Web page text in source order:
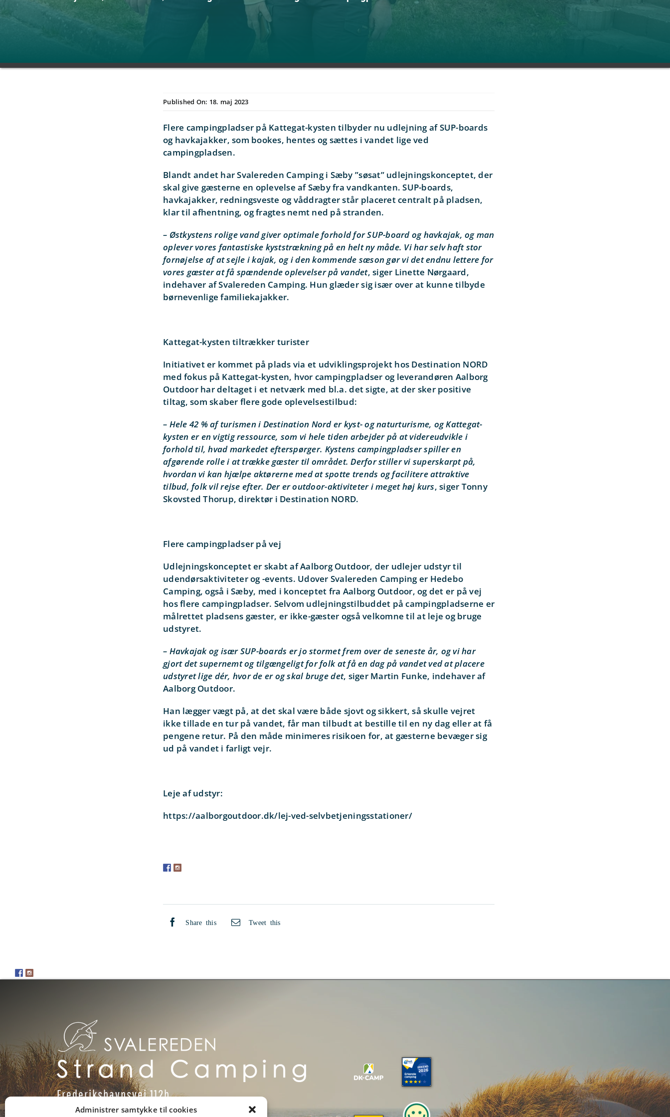
Administrer samtykke til cookies
Published On: 18. maj 2023
Flere campingpladser på Kattegat-kysten tilbyder nu udlejning af SUP-boards
og havkajakker, som bookes, hentes og sættes i vandet lige ved
campingpladsen.
Blandt andet har Svalereden Camping i Sæby ”søsat” udlejningskonceptet, der
skal give gæsterne en oplevelse af Sæby fra vandkanten. SUP-boards,
havkajakker, redningsveste og våddragter står placeret centralt på pladsen,
klar til afhentning, og fragtes nemt ned på stranden.
– Østkystens rolige vand giver optimale forhold for SUP-board og havkajak, og man
oplever vores fantastiske kyststrækning på en helt ny måde. Vi har selv haft stor
fornøjelse af at sejle i kajak, og i den kommende sæson gør vi det endnu lettere for
vores gæster at få spændende oplevelser på vandet, siger Linette Nørgaard,
indehaver af Svalereden Camping. Hun glæder sig især over at kunne tilbyde
børnevenlige familiekajakker.
Kattegat-kysten tiltrækker turister
Initiativet er kommet på plads via et udviklingsprojekt hos Destination NORD
med fokus på Kattegat-kysten, hvor campingpladser og leverandøren Aalborg
Outdoor har deltaget i et netværk med bl.a. det sigte, at der sker positive
tiltag, som skaber flere gode oplevelsestilbud:
– Hele 42 % af turismen i Destination Nord er kyst- og naturturisme, og Kattegat-
kysten er en vigtig ressource, som vi hele tiden arbejder på at videreudvikle i
forhold til, hvad markedet efterspørger. Kystens campingpladser spiller en
afgørende rolle i at trække gæster til området. Derfor stiller vi superskarpt på,
hvordan vi kan hjælpe aktørerne med at spotte trends og facilitere attraktive
tilbud, folk vil rejse efter. Der er outdoor-aktiviteter i meget høj kurs, siger Tonny
Skovsted Thorup, direktør i Destination NORD.
Flere campingpladser på vej
Udlejningskonceptet er skabt af Aalborg Outdoor, der udlejer udstyr til
udendørsaktiviteter og -events. Udover Svalereden Camping er Hedebo
Camping, også i Sæby, med i konceptet fra Aalborg Outdoor, og det er på vej
hos flere campingpladser. Selvom udlejningstilbuddet på campingpladserne er
målrettet pladsens gæster, er ikke-gæster også velkomne til at leje og bruge
udstyret.
– Havkajak og især SUP-boards er jo stormet frem over de seneste år, og vi har
gjort det supernemt og tilgængeligt for folk at få en dag på vandet ved at placere
udstyret lige dér, hvor de er og skal bruge det, siger Martin Funke, indehaver af
Aalborg Outdoor.
Han lægger vægt på, at det skal være både sjovt og sikkert, så skulle vejret
ikke tillade en tur på vandet, får man tilbudt at bestille til en ny dag eller at få
pengene retur. På den måde minimeres risikoen for, at gæsterne bevæger sig
ud på vandet i farligt vejr.
Leje af udstyr:
https://aalborgoutdoor.dk/lej-ved-selvbetjeningsstationer/
Share this Tweet this
Frederikshavnsvej 112b
9900 Frederikshavn